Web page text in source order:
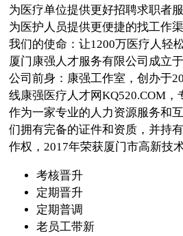
为医疗单位提供更好招聘求职者服
为医护人员提供更便捷的找工作渠
我们的使命：让1200万医疗人轻
厦门康强人才服务有限公司成立于
公司前身：康强工作室，创办于
线康强医疗人才网KQ520.COM，
作为一家专业的人力资源服务和
们拥有完备的证件和资质，并持
作权，2017年荣获厦门市高新技
考核晋升
定期晋升
定期普调
老员工带新